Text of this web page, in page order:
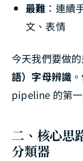
最難 ：連續
文、表情
今天我們要做
語）字母辨識
pipeline 的第
二、核心思
分類器